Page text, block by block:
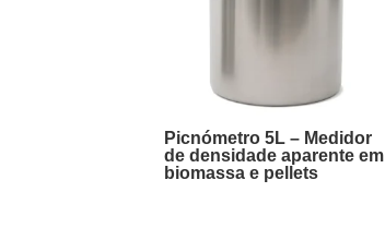
Picnómetro 5L – Medidor
de densidade aparente em
biomassa e pellets